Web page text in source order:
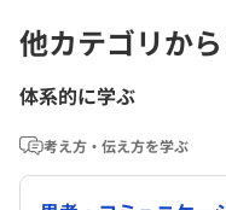
他カテゴリか
体系的に学ぶ
考え方・伝え方を学ぶ